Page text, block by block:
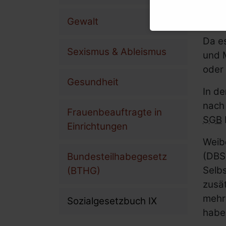
Broschüren und mehr
Über uns
Unser Verein
Ziele & Aufgaben
Tätigkeitsberichte und
Unsere Projekte
Da
und
oder
In
SGB
Gewalt
Sexismus & Ableismus
Gesundheit
Frauenbeauftragte in
Einrichtungen
Bundesteilhabegesetz
(BTHG)
Sozialgesetzbuch IX